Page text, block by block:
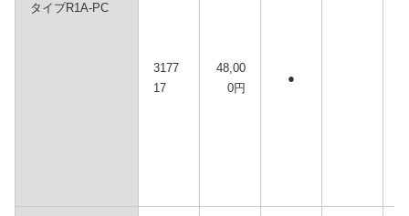
タイプR1A-PC
3177
17
48,00
0円
●